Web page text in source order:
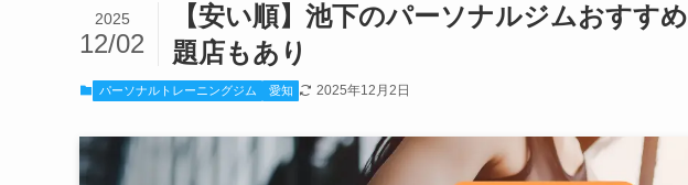
【安い順】池下のパーソナルジムおすす
題店もあり
2025
12/02
パーソナルトレーニングジム 愛知 2025年12月2日